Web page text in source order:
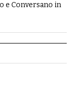
e Conversano in